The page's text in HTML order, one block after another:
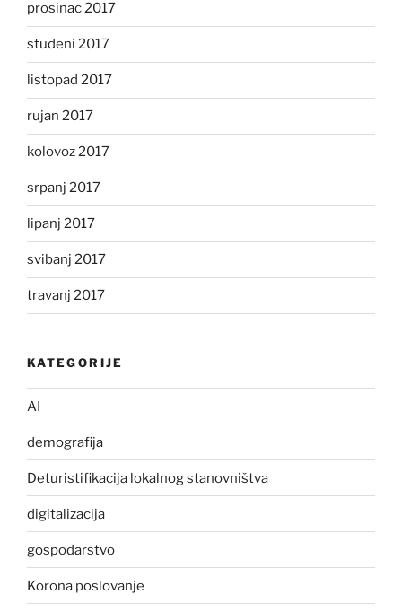
prosinac 2017
studeni 2017
listopad 2017
rujan 2017
kolovoz 2017
srpanj 2017
lipanj 2017
svibanj 2017
travanj 2017
KATEGORIJE
AI
demografija
Deturistifikacija lokalnog stanovništva
digitalizacija
gospodarstvo
Korona poslovanje